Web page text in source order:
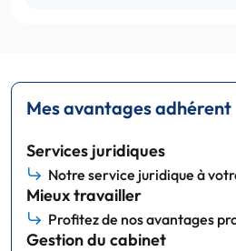
Mes avantages adhérent
Services juridiques
Notre service juridique à
Mieux travailler
Profitez de nos avantages
Gestion du cabinet